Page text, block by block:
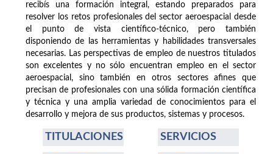
recibís una formación integral, estando preparados para
resolver los retos profesionales del sector aeroespacial desde
el punto de vista científico-técnico, pero también
disponiendo de las herramientas y habilidades transversales
necesarias. Las perspectivas de empleo de nuestros titulados
son excelentes y no sólo encuentran empleo en el sector
aeroespacial, sino también en otros sectores afines que
precisan de profesionales con una sólida formación científica
y técnica y una amplia variedad de conocimientos para el
desarrollo y mejora de sus productos, sistemas y procesos.
TITULACIONES SERVICIOS